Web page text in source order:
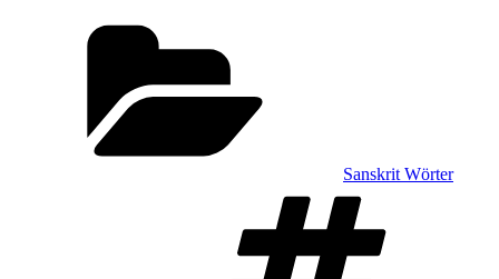
Sanskrit Wörter